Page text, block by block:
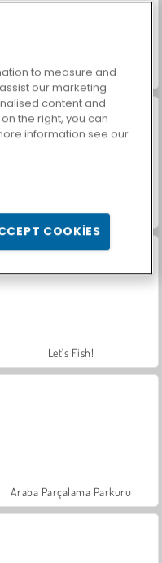
Scala 40
Sosyal İskambil
Let's Fish!
Araba Parçalama Parkuru
to measure and
our marketing
content and
the right, you can
information see our
COOKIES